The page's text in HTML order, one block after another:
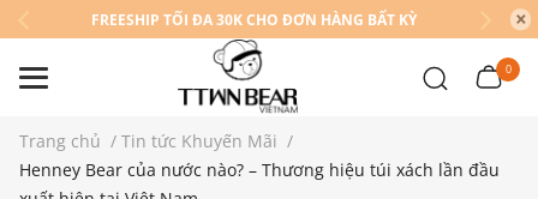
FREESHIP TỐI ĐA 30K CHO ĐƠN HÀNG BẤT KỲ
0
Trang chủ / Tin tức Khuyến Mãi /
Henney Bear của nước nào? – Thương hiệu túi xách lần đầu